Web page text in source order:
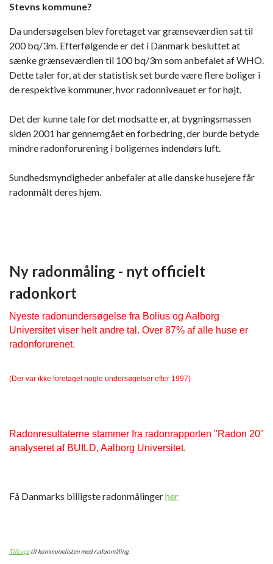
Stevns kommune?
Da undersøgelsen blev foretaget var grænseværdien sat til
200 bq/3m. Efterfølgende er det i Danmark besluttet at
sænke grænseværdien til 100 bq/3m som anbefalet af WHO.
Dette taler for, at der statistisk set burde være flere boliger i
de respektive kommuner, hvor radonniveauet er for højt.
Det der kunne tale for det modsatte er, at bygningsmassen
siden 2001 har gennemgået en forbedring, der burde betyde
mindre radonforurening i boligernes indendørs luft.
Sundhedsmyndigheder anbefaler at alle danske husejere får
radonmålt deres hjem.
Ny radonmåling - nyt officielt
radonkort
Nyeste radonundersøgelse fra Bolius og Aalborg
Universitet viser helt andre tal. Over 87% af alle huse er
radonforurenet.
(Der var ikke foretaget nogle undersøgelser efter 1997)
Radonresultaterne stammer fra radonrapporten "Radon 20"
analyseret af BUILD, Aalborg Universitet.
Få Danmarks billigste radonmålingerher
Tilbagetil kommunelisten med radonmåling